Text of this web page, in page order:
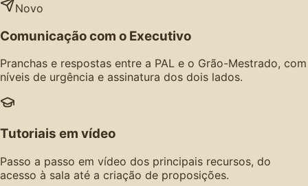
Novo
Comunicação com o Executivo
Pranchas e respostas entre a PAL e o Grão-Mestrado, com
níveis de urgência e assinatura dos dois lados.
Tutoriais em vídeo
Passo a passo em vídeo dos principais recursos, do
acesso à sala até a criação de proposições.